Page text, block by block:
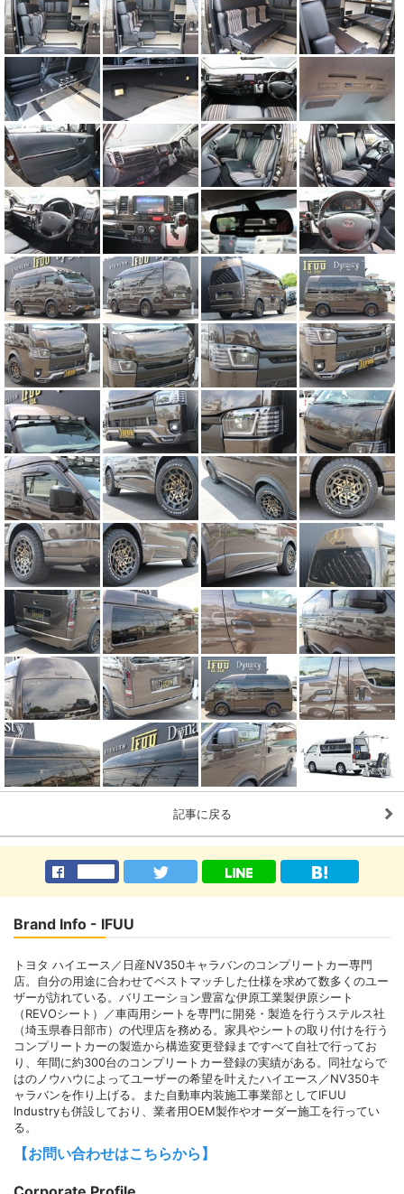
記事に戻る
Brand Info - IFUU
トヨタ ハイエース／日産NV350キャラバンのコンプリートカー専門
店。自分の用途に合わせてベストマッチした仕様を求めて数多くのユー
ザーが訪れている。バリエーション豊富な伊原工業製伊原シート
（REVOシート）／車両用シートを専門に開発・製造を行うステルス社
（埼玉県春日部市）の代理店を務める。家具やシートの取り付けを行う
コンプリートカーの製造から構造変更登録まですべて自社で行ってお
り、年間に約300台のコンプリートカー登録の実績がある。同社ならで
はのノウハウによってユーザーの希望を叶えたハイエース／NV350キ
ャラバンを作り上げる。また自動車内装施工事業部としてIFUU
Industryも併設しており、業者用OEM製作やオーダー施工を行ってい
る。
【お問い合わせはこちらから】